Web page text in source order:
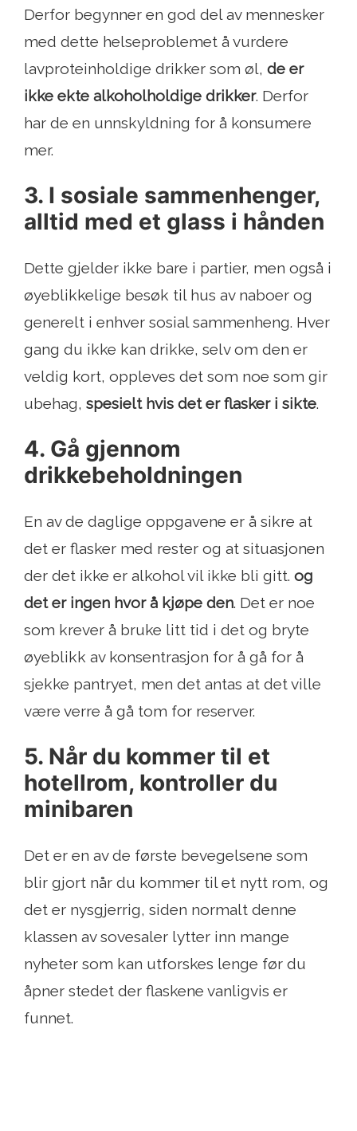
Derfor begynner en god del av mennesker
med dette helseproblemet å vurdere
lavproteinholdige drikker som øl, de er
ikke ekte alkoholholdige drikker. Derfor
har de en unnskyldning for å konsumere
mer.
3. I sosiale sammenhenger,
alltid med et glass i hånden
Dette gjelder ikke bare i partier, men også i
øyeblikkelige besøk til hus av naboer og
generelt i enhver sosial sammenheng. Hver
gang du ikke kan drikke, selv om den er
veldig kort, oppleves det som noe som gir
ubehag, spesielt hvis det er flasker i sikte.
4. Gå gjennom
drikkebeholdningen
En av de daglige oppgavene er å sikre at
det er flasker med rester og at situasjonen
der det ikke er alkohol vil ikke bli gitt. og
det er ingen hvor å kjøpe den. Det er noe
som krever å bruke litt tid i det og bryte
øyeblikk av konsentrasjon for å gå for å
sjekke pantryet, men det antas at det ville
være verre å gå tom for reserver.
5. Når du kommer til et
hotellrom, kontroller du
minibaren
Det er en av de første bevegelsene som
blir gjort når du kommer til et nytt rom, og
det er nysgjerrig, siden normalt denne
klassen av sovesaler lytter inn mange
nyheter som kan utforskes lenge før du
åpner stedet der flaskene vanligvis er
funnet.